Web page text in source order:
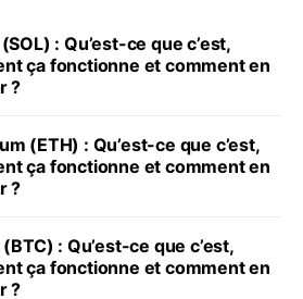
: Qu’est-ce que c’est,
ça fonctionne et comment en
?
(ETH) : Qu’est-ce que c’est,
ça fonctionne et comment en
?
: Qu’est-ce que c’est,
ça fonctionne et comment en
?